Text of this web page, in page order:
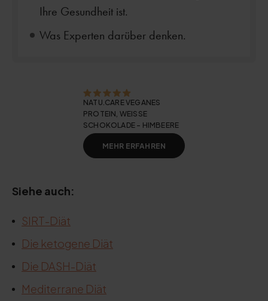
Ihre Gesundheit ist.
Was Experten darüber denken.
NATU.CARE VEGANES
PROTEIN, WEISSE S
CHOKOLADE - HIMBEERE
MEHR ERFAHREN
Siehe auch:
SIRT-Diät
Die ketogene Diät
Die DASH-Diät
Mediterrane Diät